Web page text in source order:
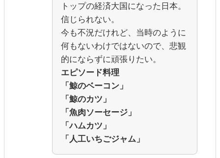
トップの経済大国になった日本。
信じられない。
今も不況だけれど、当時のように
何もないわけではないので、悲観
的にならずに頑張りたい。
エピソード料理
「鯨のベーコン」
「鯨のカツ」
「魚肉ソーセージ」
「ハムカツ」
「人工いちごジャム」